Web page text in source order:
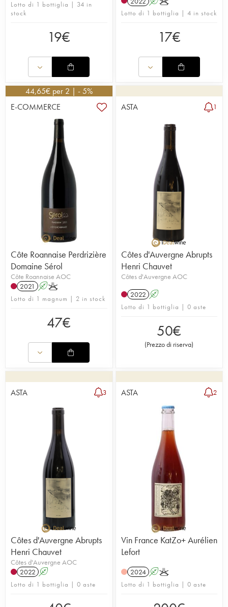
Lotto di 1 bottiglia | 34 in
stock
19€
Lotto di 1 bottiglia | 4 in stock
17€
44,65€ per 2 | - 5%
E-COMMERCE
Côte Roannaise Perdrizière
Domaine Sérol
Côte Roannaise AOC
2021
AK
Lotto di 1 magnum | 2 in stock
47€
ASTA 1
Côtes d'Auvergne Abrupts
Henri Chauvet
Côtes d'Auvergne AOC
2022 A
Lotto di 1 bottiglia | 0 aste
50€
(Prezzo di riserva)
ASTA 3
Côtes d'Auvergne Abrupts
Henri Chauvet
Côtes d'Auvergne AOC
2022 A
Lotto di 1 bottiglia | 0 aste
ASTA 2
Vin France KatZo+ Aurélien
Lefort
2024 AK
Lotto di 1 bottiglia | 0 aste